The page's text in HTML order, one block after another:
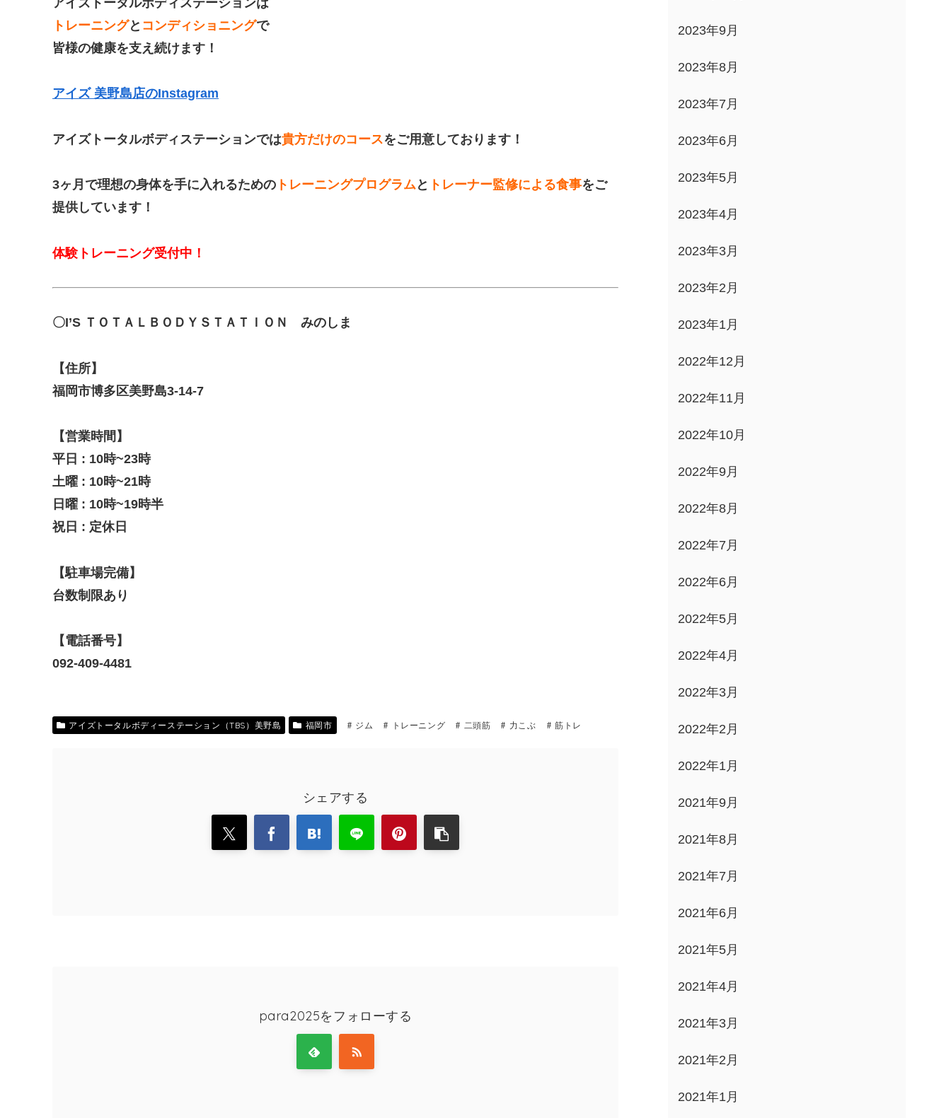
アイズトータルボディステーションは
トレーニングと コンディショニングで
皆様の健康を支え続けます！
アイズ 美野島店のInstagram
アイズトータルボディステーションでは貴方だけのコースをご用意しております！
3ヶ月で理想の身体を手に入れるための トレーニングプログラムと トレーナー監修による食事をご
提供しています！
体験トレーニング受付中！
〇I’S ＴＯＴＡＬＢＯＤＹＳＴＡＴＩＯＮ みのしま
【住所】
福岡市博多区美野島3-14-7
【営業時間】
平日 : 10時~23時
土曜 : 10時~21時
日曜 : 10時~19時半
祝日 : 定休日
【駐車場完備】
台数制限あり
【電話番号】
092-409-4481
アイズトータルボディーステーション（TBS）美野島 福岡市 ジム トレーニング 二頭筋 力こぶ 筋トレ
シェアする
para2025をフォローする
2023年9月
2023年8月
2023年7月
2023年6月
2023年5月
2023年4月
2023年3月
2023年2月
2023年1月
2022年12月
2022年11月
2022年10月
2022年9月
2022年8月
2022年7月
2022年6月
2022年5月
2022年4月
2022年3月
2022年2月
2022年1月
2021年9月
2021年8月
2021年7月
2021年6月
2021年5月
2021年4月
2021年3月
2021年2月
2021年1月